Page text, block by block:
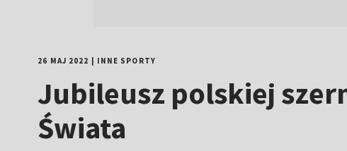
26 MAJ 2022 INNE SPORTY
Jubileusz polskiej
Świata